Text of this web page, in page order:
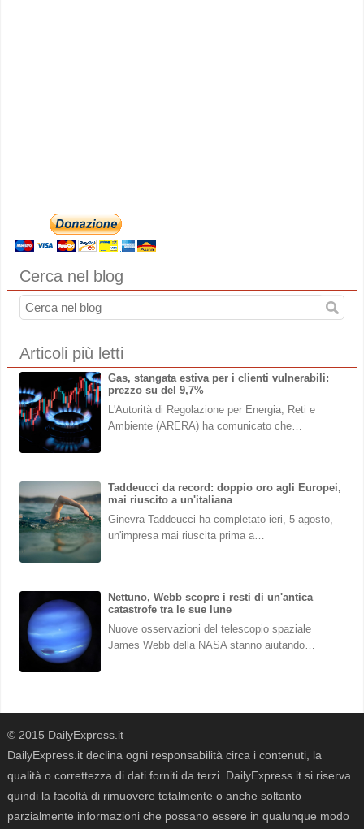
Cerca nel blog
Articoli più letti
Gas, stangata estiva per i clienti vulnerabili:
prezzo su del 9,7%
L'Autorità di Regolazione per Energia, Reti e
Ambiente (ARERA) ha comunicato che…
Taddeucci da record: doppio oro agli Europei,
mai riuscito a un'italiana
Ginevra Taddeucci ha completato ieri, 5 agosto,
un'impresa mai riuscita prima a…
Nettuno, Webb scopre i resti di un'antica
catastrofe tra le sue lune
Nuove osservazioni del telescopio spaziale
James Webb della NASA stanno aiutando…
© 2015 DailyExpress.it
DailyExpress.it declina ogni responsabilità circa i contenuti, la
qualità o correttezza di dati forniti da terzi. DailyExpress.it si riserva
quindi la facoltà di rimuovere totalmente o anche soltanto
parzialmente informazioni che possano essere in qualunque modo